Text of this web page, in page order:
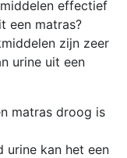
effectief
een matras?
zijn zeer
urine uit een
matras droog is
urine kan het een